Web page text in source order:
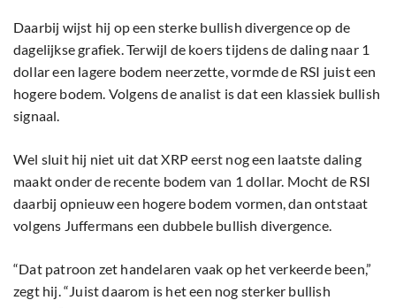
Daarbij wijst hij op een sterke bullish divergence op de
dagelijkse grafiek. Terwijl de koers tijdens de daling naar 1
dollar een lagere bodem neerzette, vormde de RSI juist een
hogere bodem. Volgens de analist is dat een klassiek bullish
signaal.
Wel sluit hij niet uit dat XRP eerst nog een laatste daling
maakt onder de recente bodem van 1 dollar. Mocht de RSI
daarbij opnieuw een hogere bodem vormen, dan ontstaat
volgens Juffermans een dubbele bullish divergence.
“Dat patroon zet handelaren vaak op het verkeerde been,”
zegt hij. “Juist daarom is het een nog sterker bullish